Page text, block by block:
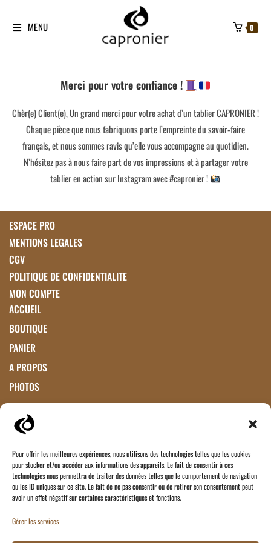
Pour offrir les meilleures expériences, nous utilisons des technologies telles que les cookies
pour stocker et/ou accéder aux informations des appareils. Le fait de consentir à ces
technologies nous permettra de traiter des données telles que le comportement de navigation
ou les ID uniques sur ce site. Le fait de ne pas consentir ou de retirer son consentement peut
avoir un effet négatif sur certaines caractéristiques et fonctions.
Gérer les services
MENU 0
Merci pour votre confiance !
Chèr(e) Client(e), Un grand merci pour votre achat d’un tablier CAPRONIER !
Chaque pièce que nous fabriquons porte l’empreinte du savoir-faire
français, et nous sommes ravis qu’elle vous accompagne au quotidien.
N’hésitez pas à nous faire part de vos impressions et à partager votre
tablier en action sur Instagram avec #capronier !
ESPACE PRO
MENTIONS LEGALES
CGV
POLITIQUE DE CONFIDENTIALITE
MON COMPTE
ACCUEIL
BOUTIQUE
PANIER
A PROPOS
PHOTOS
Paiements acceptés
Virement Bancaire
Vous souhaitez nous contacter ?
Vous souhaitez devenir Revendeur ?